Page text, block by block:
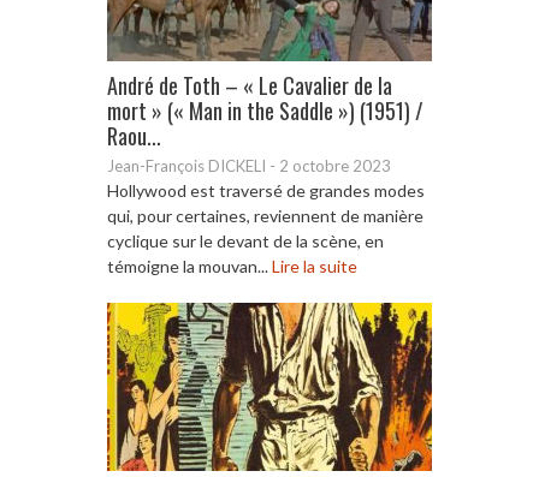
André de Toth – « Le Cavalier de la
mort » (« Man in the Saddle ») (1951) /
Raou...
Jean-François DICKELI - 2 octobre 2023
Hollywood est traversé de grandes modes
qui, pour certaines, reviennent de manière
cyclique sur le devant de la scène, en
témoigne la mouvan...Lire la suite